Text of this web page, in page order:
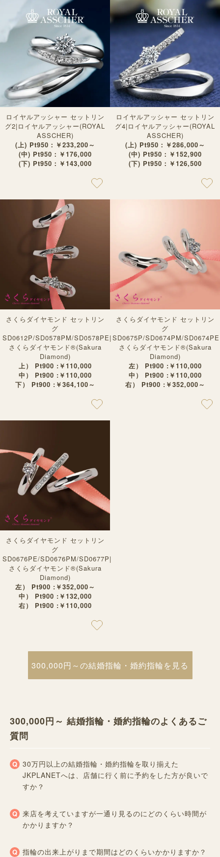
ロイヤルアッシャー セットリン
グ2|ロイヤルアッシャー(ROYAL
ASSCHER)
(上) Pt950：￥233,200～
(中) Pt950：￥176,000
(下) Pt950：￥143,000
ロイヤルアッシャー セットリン
グ4|ロイヤルアッシャー(ROYAL
ASSCHER)
(上) Pt950：￥286,000～
(中) Pt950：￥152,900
(下) Pt950：￥126,500
さくらダイヤモンド セットリン
グ
SD0612P/SD0578PM/SD0578PE|
さくらダイヤモンド®︎(Sakura
Diamond)
上） Pt900 :￥110,000
中） Pt900 :￥110,000
下） Pt900 :￥364,100～
さくらダイヤモンド セットリン
グ
SD0675P/SD0674PM/
さくらダイヤモンド®︎(Sakura
Diamond)
左） Pt900 :￥110,000
中） Pt900 :￥110,000
右） Pt900 :￥352,000～
さくらダイヤモンド セットリン
グ
SD0676PE/SD0676PM/SD0677P|
さくらダイヤモンド®︎(Sakura
Diamond)
左） Pt900 :￥352,000～
中） Pt900 :￥132,000
右） Pt900 :￥110,000
300,000円～の結婚指輪・婚約指輪を見る
300,000円～ 結婚指輪・婚約指輪のよくあるご
質問
30万円以上の結婚指輪・婚約指輪を取り揃えた
JKPLANETへは、店舗に行く前に予約をした方が良いで
すか？
来店を考えていますが一通り見るのにどのくらい時間が
かかりますか？
指輪の出来上がりまで期間はどのくらいかかりますか？